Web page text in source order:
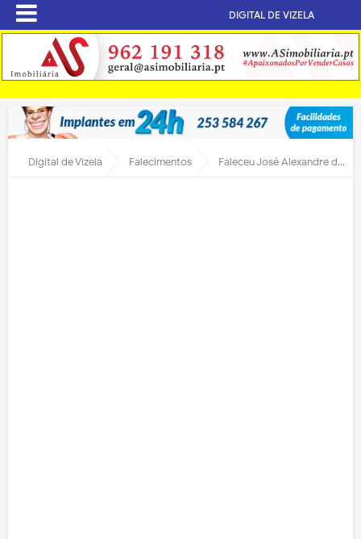
DIGITAL DE VIZELA
Digital de Vizela Falecimentos Faleceu José Alexandre de Freitas da Costa